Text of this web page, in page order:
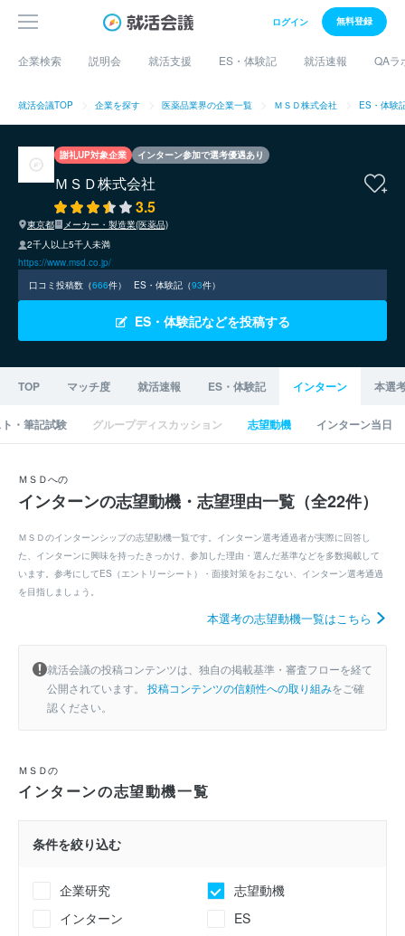
ログイン 無料登録
企業検索 説明会 就活支援 ES・体験記 就活速報 QAラ
就活会議TOP 企業を探す 医薬品業界の企業一覧 ＭＳＤ株式会社 ES・体験
謝礼UP対象企業 インターン参加で選考優遇あり
ＭＳＤ株式会社
3.5
東京都
メーカー・製造業(医薬品)
2千人以上5千人未満
https://www.msd.co.jp/
口コミ投稿数（666件） ES・体験記（93件）
ES・体験記などを投稿する
TOP マッチ度 就活速報 ES・体験記 インターン 本選
・筆記試験 グループディスカッション 志望動機 インターン当日
ＭＳＤへの
インターンの志望動機・志望理由一覧（全22件）
ＭＳＤのインターンシップの志望動機一覧です。インターン選考通過者が実際に回答し
た、インターンに興味を持ったきっかけ、参加した理由・選んだ基準などを多数掲載して
います。参考にしてES（エントリーシート）・面接対策をおこない、インターン選考通過
を目指しましょう。
本選考の志望動機一覧はこちら
就活会議の投稿コンテンツは、独自の掲載基準・審査フローを経て
公開されています。 投稿コンテンツの信頼性への取り組みをご確
認ください。
ＭＳＤの
インターンの志望動機一覧
条件を絞り込む
企業研究
志望動機
インターン
ES